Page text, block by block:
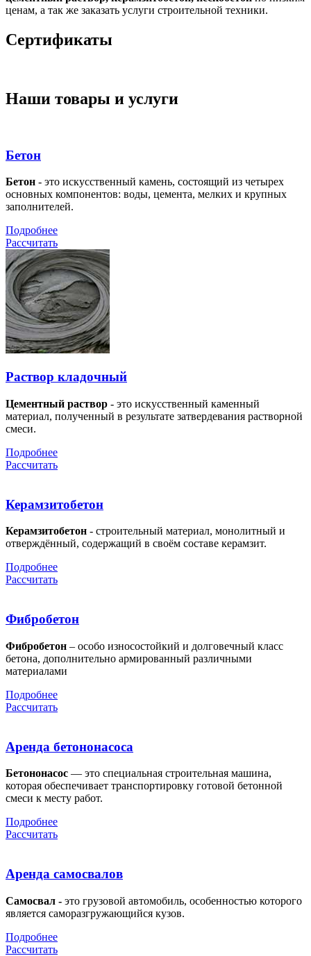
ценам, а так же заказать услуги строительной техники.
Сертификаты
Наши товары и услуги
Бетон
Бетон - это искусственный камень, состоящий из четырех
основных компонентов: воды, цемента, мелких и крупных
заполнителей.
Подробнее
Рассчитать
Раствор кладочный
Цементный раствор - это искусственный каменный
материал, полученный в результате затвердевания растворной
смеси.
Подробнее
Рассчитать
Керамзитобетон
Керамзитобетон - строительный материал, монолитный и
отверждённый, содержащий в своём составе керамзит.
Подробнее
Рассчитать
Фибробетон
Фибробетон – особо износостойкий и долговечный класс
бетона, дополнительно армированный различными
материалами
Подробнее
Рассчитать
Аренда бетононасоса
Бетононасос — это специальная строительная машина,
которая обеспечивает транспортировку готовой бетонной
смеси к месту работ.
Подробнее
Рассчитать
Аренда самосвалов
Самосвал - это грузовой автомобиль, особенностью которого
является саморазгружающийся кузов.
Подробнее
Рассчитать